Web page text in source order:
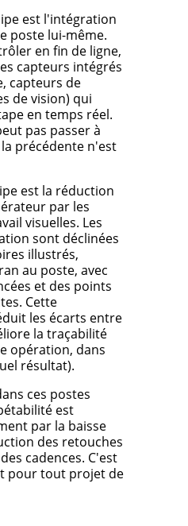
est l'intégration
poste lui-même.
en fin de ligne,
capteurs intégrés
capteurs de
de vision) qui
en temps réel.
pas passer à
précédente n'est
est la réduction
par les
visuelles. Les
sont déclinées
illustrés,
au poste, avec
et des points
Cette
les écarts entre
la traçabilité
opération, dans
résultat).
ces postes
est
par la baisse
des retouches
cadences. C'est
pour tout projet de